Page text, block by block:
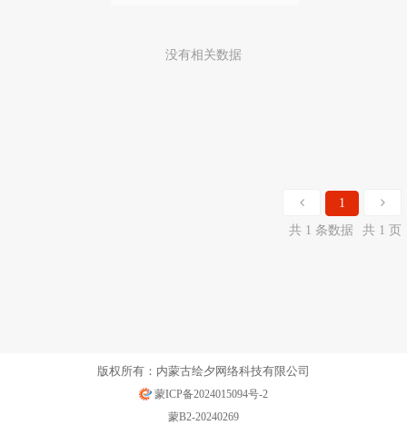
没有相关数据
1
共 1 条数据
共 1 页
版权所有：内蒙古绘夕网络科技有限公司
蒙ICP备2024015094号-2
蒙B2-20240269